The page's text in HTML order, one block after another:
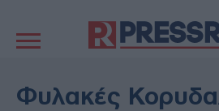
πλοήγηση
ΠΟΛΙΤΙΚΗ
Φυλακές